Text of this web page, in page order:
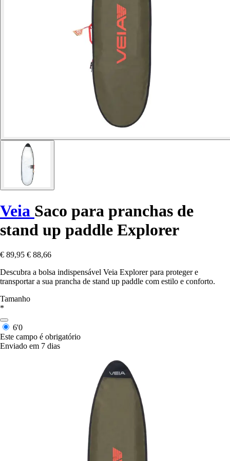
Veia Saco para pranchas de
stand up paddle Explorer
€ 89,95 € 88,66
Descubra a bolsa indispensável Veia Explorer para proteger e
transportar a sua prancha de stand up paddle com estilo e conforto.
Tamanho
*
6'0
Este campo é obrigatório
Enviado em 7 dias